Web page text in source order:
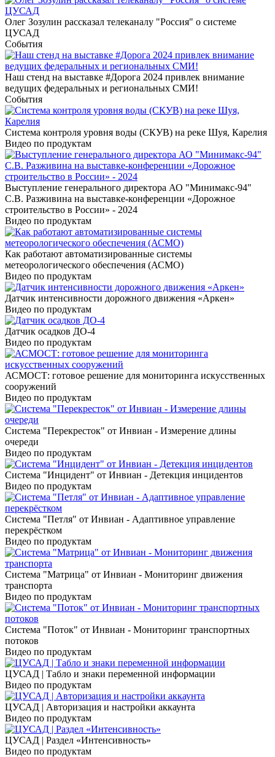
Олег Зозулин рассказал телеканалу "Россия" о системе
ЦУСАД
События
Наш стенд на выставке #Дорога 2024 привлек внимание
ведущих федеральных и региональных СМИ!
События
Система контроля уровня воды (СКУВ) на реке Шуя, Карелия
Видео по продуктам
Выступление генерального директора АО "Минимакс-94"
С.В. Разживина на выставке-конференции «Дорожное
строительство в России» - 2024
Видео по продуктам
Как работают автоматизированные системы
метеорологического обеспечения (АСМО)
Видео по продуктам
Датчик интенсивности дорожного движения «Аркен»
Видео по продуктам
Датчик осадков ДО-4
Видео по продуктам
АСМОСТ: готовое решение для мониторинга искусственных
сооружений
Видео по продуктам
Система "Перекресток" от Инвиан - Измерение длины
очереди
Видео по продуктам
Система "Инцидент" от Инвиан - Детекция инцидентов
Видео по продуктам
Система "Петля" от Инвиан - Адаптивное управление
перекрёстком
Видео по продуктам
Система "Матрица" от Инвиан - Мониторинг движения
транспорта
Видео по продуктам
Система "Поток" от Инвиан - Мониторинг транспортных
потоков
Видео по продуктам
ЦУСАД | Табло и знаки переменной информации
Видео по продуктам
ЦУСАД | Авторизация и настройки аккаунта
Видео по продуктам
ЦУСАД | Раздел «Интенсивность»
Видео по продуктам